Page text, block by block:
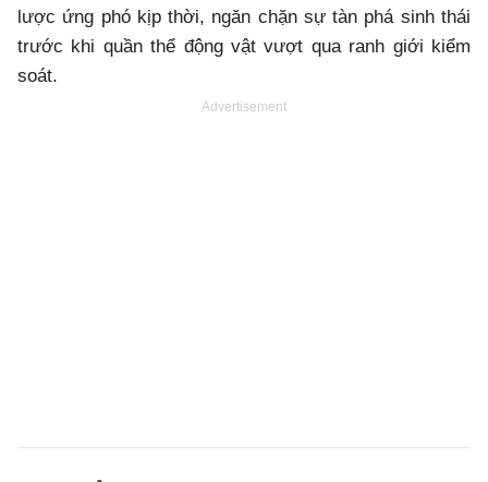
lược ứng phó kịp thời, ngăn chặn sự tàn phá sinh thái
trước khi quần thể động vật vượt qua ranh giới kiểm
soát.
Advertisement